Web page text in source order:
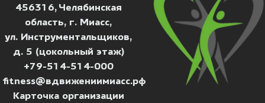
456316, Челябинская
область, г. Миасс,
ул. Инструментальщиков,
д. 5 (цокольный этаж)
+79-514-514-000
fitness@вдвижениимиасс.рф
Карточка организации